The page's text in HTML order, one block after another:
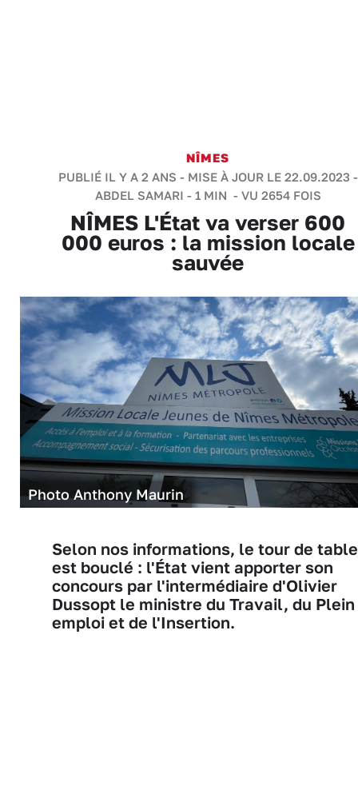
NÎMES
PUBLIÉ IL Y A 2 ANS - MISE À JOUR LE 22.09.2023 -
ABDEL SAMARI - 1 MIN - VU 2654 FOIS
NÎMES L'État va verser 600
000 euros : la mission locale
sauvée
Photo Anthony Maurin
Selon nos informations, le tour de table
est bouclé : l'État vient apporter son
concours par l'intermédiaire d'Olivier
Dussopt le ministre du Travail, du Plein
emploi et de l'Insertion.